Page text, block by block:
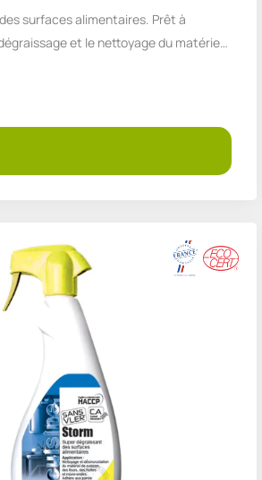
surfaces alimentaires. Prêt à
et le nettoyage du matérie…